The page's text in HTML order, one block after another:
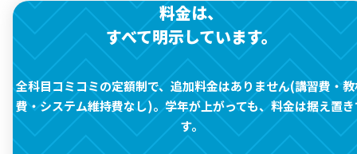
料金は、
すべて明示しています。
全科目コミコミの定額制で、追加料金はありません(講習費・
費・システム維持費なし)。 学年が上がっても、料金は据え置
す。